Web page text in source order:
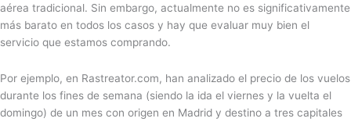
aérea tradicional. Sin embargo, actualmente no es significativamente
más barato en todos los casos y hay que evaluar muy bien el
servicio que estamos comprando.
Por ejemplo, en Rastreator.com, han analizado el precio de los vuelos
durante los fines de semana (siendo la ida el viernes y la vuelta el
domingo) de un mes con origen en Madrid y destino a tres capitales